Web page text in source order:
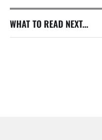
WHAT TO READ NEXT...